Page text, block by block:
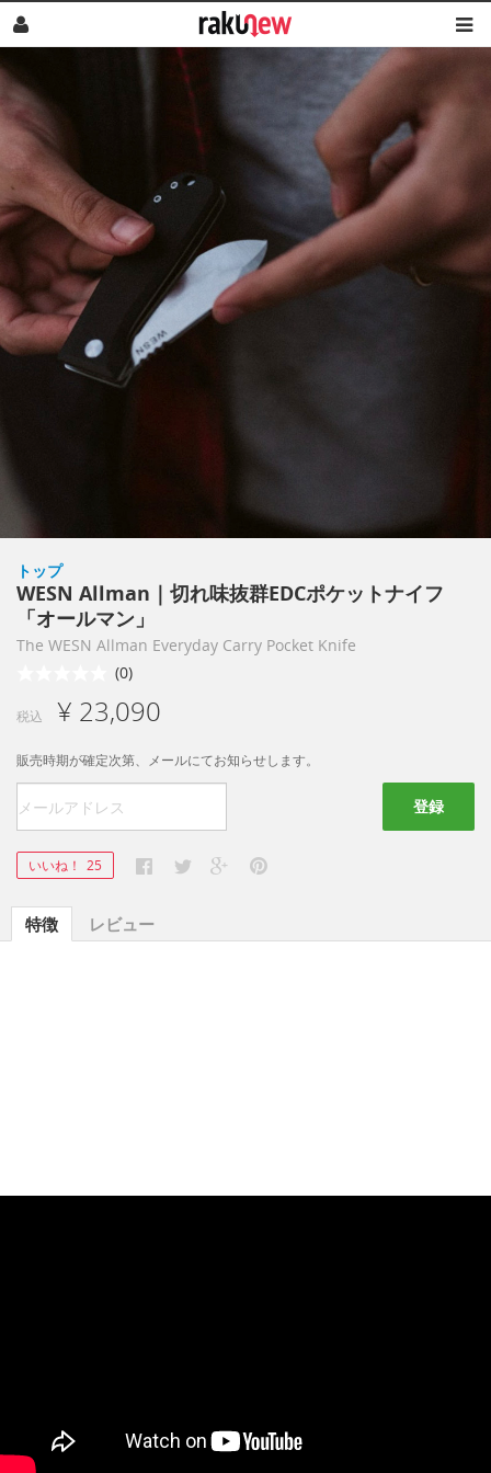
トップ
WESN Allman｜切れ味抜群EDCポケットナイフ
「オールマン」
The WESN Allman Everyday Carry Pocket Knife
(0)
税込 ¥ 23,090
販売時期が確定次第、メールにてお知らせします。
登録
いいね！ 25
特徴 レビュー